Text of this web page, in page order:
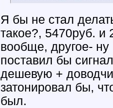
Я бы не стал
такое?, 5470руб.
вообще, другое- ну
поставил бы
дешевую +
затонировал бы,
был.